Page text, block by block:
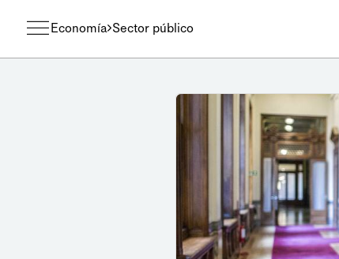
Economía Sector público